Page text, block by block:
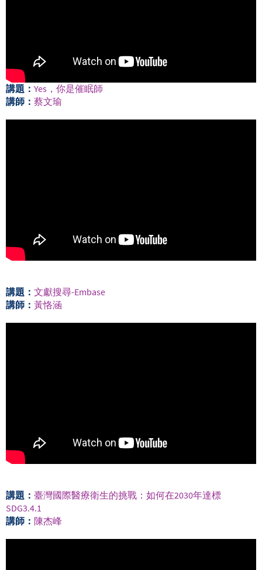
講題： Yes，你是催眠師
講師： 蔡文瑜
講題： 文獻搜尋-Embase
講師： 黃恪涵
講題： 臺灣國際醫療衛生的挑戰：如何在2030年達標
SDG3.4.1
講師： 陳杰峰